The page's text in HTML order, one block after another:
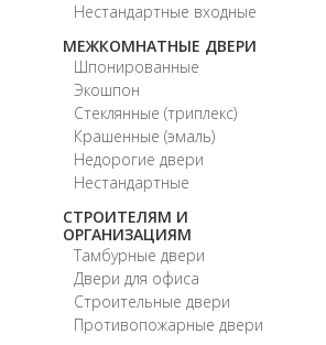
Нестандартные входные
МЕЖКОМНАТНЫЕ ДВЕРИ
Шпонированные
Экошпон
Стеклянные (триплекс)
Крашенные (эмаль)
Недорогие двери
Нестандартные
СТРОИТЕЛЯМ И
ОРГАНИЗАЦИЯМ
Тамбурные двери
Двери для офиса
Строительные двери
Противопожарные двери